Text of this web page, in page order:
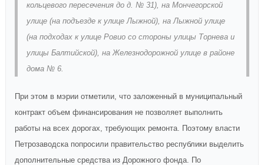
кольцевого пересечения до д. № 31), на Мончегорской
улице (на подъезде к улице Лыжной), на Лыжной улице
(на подходах к улице Ровио со стороны улицы Торнева и
улицы Балтийской), на Железнодорожной улице в районе
дома № 6.
При этом в мэрии отметили, что заложенный в муниципальный
контракт объем финансирования не позволяет выполнить
работы на всех дорогах, требующих ремонта. Поэтому власти
Петрозаводска попросили правительство республики выделить
дополнительные средства из Дорожного фонда. По